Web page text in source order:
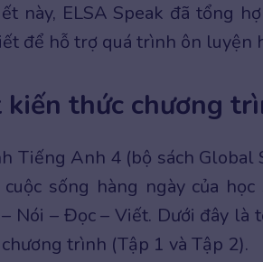
này, ELSA Speak đã tổng
để hỗ trợ quá trình ôn luyện
kiến thức chương
Tiếng Anh 4 (bộ sách Global
sống hàng ngày của
Nói – Đọc – Viết. Dưới đây
trình (Tập 1 và Tập 2).